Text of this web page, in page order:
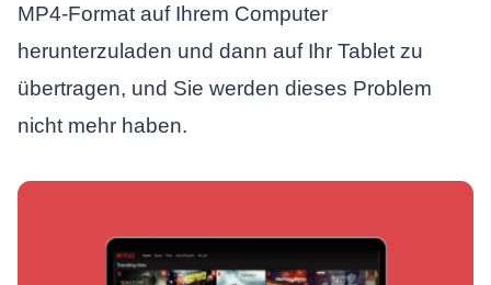
MP4-Format auf Ihrem Computer
herunterzuladen und dann auf Ihr Tablet zu
übertragen, und Sie werden dieses Problem
nicht mehr haben.